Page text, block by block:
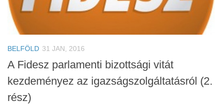
BELFÖLD 31 JAN, 2016
A Fidesz parlamenti bizottsági vitát
kezdeményez az igazságszolgáltatásról (2.
rész)